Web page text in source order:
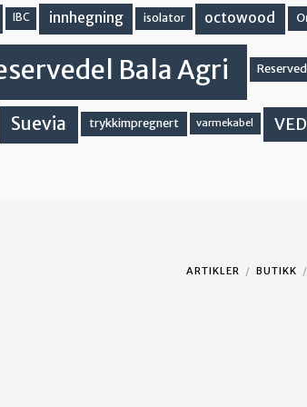
IBC innhegning isolator octowood
Bala Agri
Suevia trykkimpregnert varmekabel
ARTIKLER BUTIKK